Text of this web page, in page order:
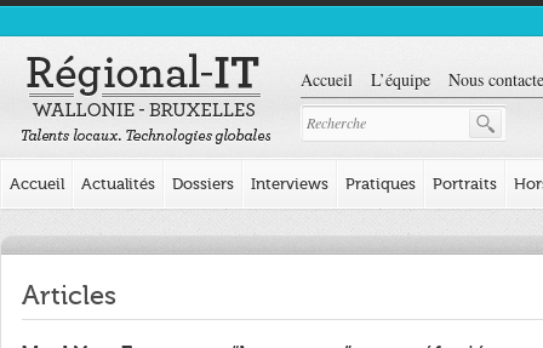
Accueil L’équipe Nous
Accueil Actualités Dossiers Interviews Pratiques Portraits
Articles